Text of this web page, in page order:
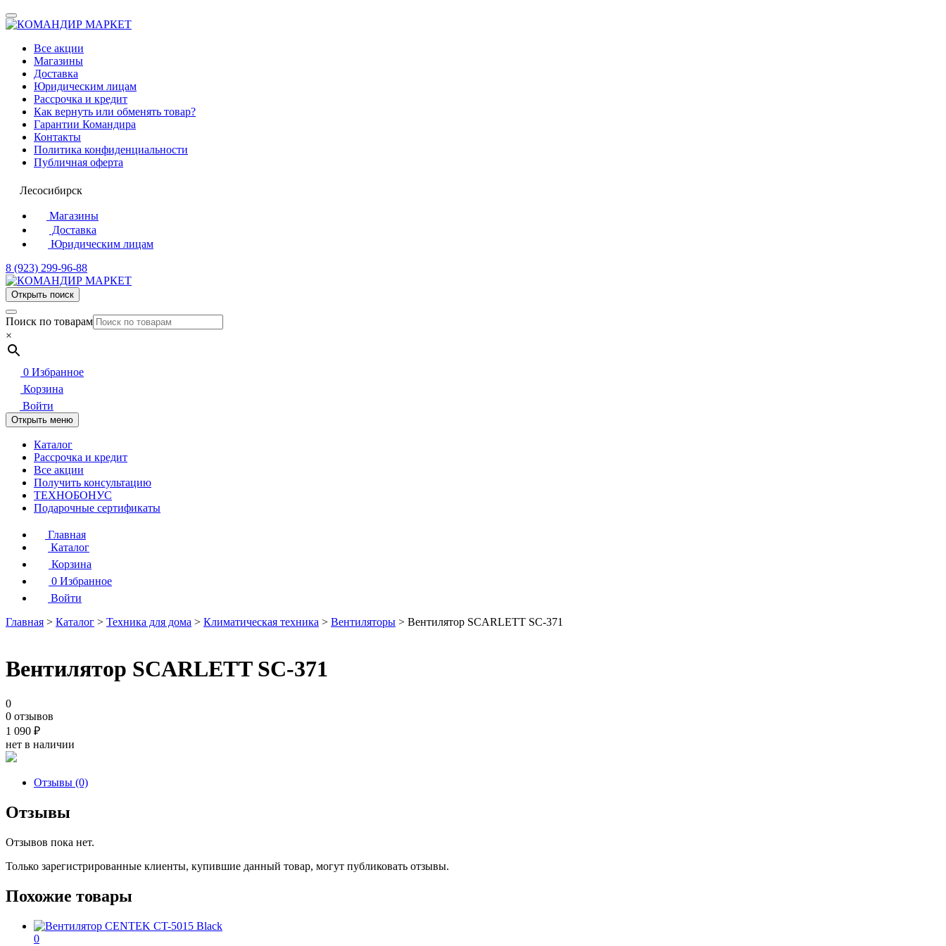
Все акции
Магазины
Доставка
Юридическим лицам
Рассрочка и кредит
Как вернуть или обменять товар?
Гарантии Командира
Контакты
Политика конфиденциальности
Публичная оферта
Лесосибирск
Магазины
Доставка
Юридическим лицам
8 (923) 299-96-88
Открыть поиск
Поиск по товарам
×
0 Избранное
Корзина
Войти
Открыть меню
Каталог
Рассрочка и кредит
Все акции
Получить консультацию
ТЕХНОБОНУС
Подарочные сертификаты
Главная
Каталог
Корзина
0 Избранное
Войти
Главная > Каталог > Техника для дома > Климатическая техника > Вентиляторы > Вентилятор SCARLETT SC-371
Вентилятор SCARLETT SC-371
0
0 отзывов
1 090 ₽
нет в наличии
Отзывы (0)
Отзывы
Отзывов пока нет.
Только зарегистрированные клиенты, купившие данный товар, могут публиковать отзывы.
Похожие товары
0